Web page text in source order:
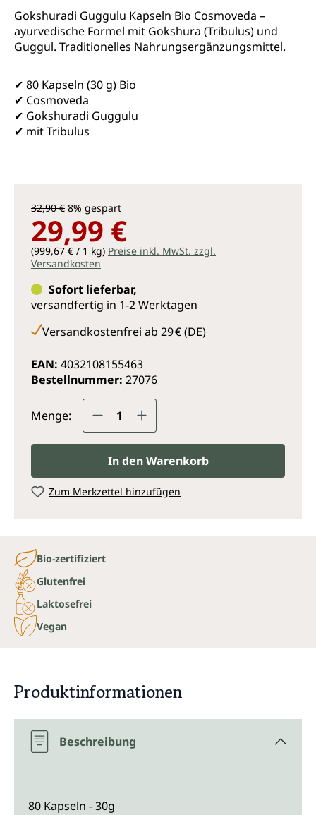
Gokshuradi Guggulu Kapseln Bio Cosmoveda –
ayurvedische Formel mit Gokshura (Tribulus) und
Guggul. Traditionelles Nahrungsergänzungsmittel.
✔ 80 Kapseln (30 g) Bio
✔ Cosmoveda
✔ Gokshuradi Guggulu
✔ mit Tribulus
32,90 € 8% gespart
29,99 €
(999,67 € / 1 kg) Preise inkl. MwSt. zzgl.
Versandkosten
Sofort lieferbar,
versandfertig in 1-2 Werktagen
Versandkostenfrei ab 29 € (DE)
EAN: 4032108155463
Bestellnummer: 27076
Menge: Produkt Anzahl: Gib den
In den Warenkorb
Zum Merkzettel hinzufügen
Bio-zertifiziert
Glutenfrei
Laktosefrei
Vegan
Produktinformationen
Beschreibung
80 Kapseln - 30g